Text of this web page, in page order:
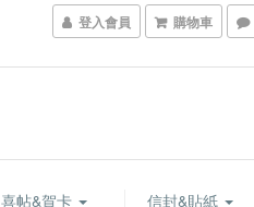
登入會員 購物車
喜帖&賀卡 信封&貼紙